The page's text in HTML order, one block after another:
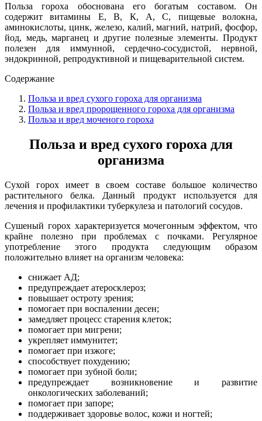
Польза гороха обоснована его богатым составом. Он
содержит витамины Е, В, К, А, С, пищевые волокна,
аминокислоты, цинк, железо, калий, магний, натрий, фосфор,
йод, медь, марганец и другие полезные элементы. Продукт
полезен для иммунной, сердечно-сосудистой, нервной,
эндокринной, репродуктивной и пищеварительной систем.
Содержание
Польза и вред сухого гороха для организма
Польза и вред пророщенного гороха для организма
Польза и вред моченого гороха
Польза и вред сухого гороха для
организма
Сухой горох имеет в своем составе большое количество
растительного белка. Данный продукт используется для
лечения и профилактики туберкулеза и патологий сосудов.
Сушеный горох характеризуется мочегонным эффектом, что
крайне полезно при проблемах с почками. Регулярное
употребление этого продукта следующим образом
положительно влияет на организм человека:
снижает АД;
предупреждает атеросклероз;
повышает остроту зрения;
помогает при воспалении десен;
замедляет процесс старения клеток;
помогает при мигрени;
укрепляет иммунитет;
помогает при изжоге;
способствует похудению;
помогает при зубной боли;
предупреждает возникновение и развитие
онкологических заболеваний;
помогает при запоре;
поддерживает здоровье волос, кожи и ногтей;